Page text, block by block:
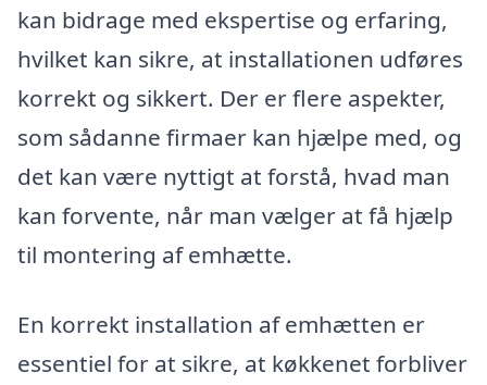
kan bidrage med ekspertise og erfaring,
hvilket kan sikre, at installationen udføres
korrekt og sikkert. Der er flere aspekter,
som sådanne firmaer kan hjælpe med, og
det kan være nyttigt at forstå, hvad man
kan forvente, når man vælger at få hjælp
til montering af emhætte.
En korrekt installation af emhætten er
essentiel for at sikre, at køkkenet forbliver